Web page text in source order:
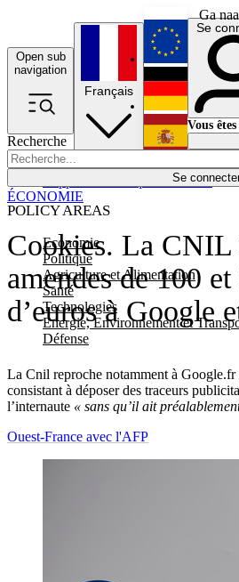
Ga
Open sub
navigation
Recherche
Se
POLICY AREAS
Economie
Politique
Agriculture et Alimentation
Santé
Technologies
Energie, Environnement et
Défense
Économie
Français
English
Deutsch
Español
Se
Vous
Cookies. La CNIL
amendes de 100
d’euros à Google
La Cnil reproche notamment à
consistant à déposer des traceurs
l’internaute « sans qu’il ait
ÉCONOMIE
Ouest-France avec l'AFP